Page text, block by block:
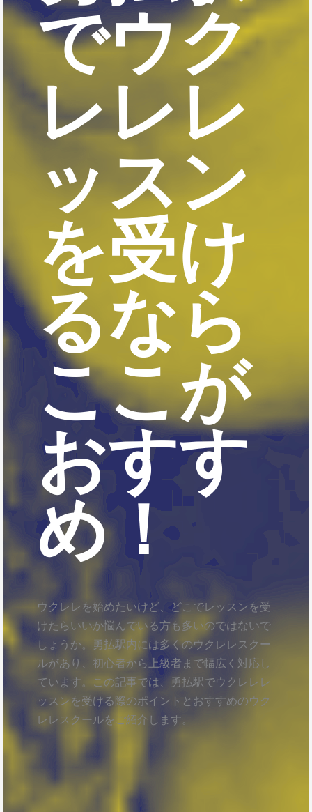
でウク
レレレ
ッスン
を受け
るなら
ここが
おすす
め！
ウクレレを始めたいけど、どこでレッスンを受
けたらいいか悩んでいる方も多いのではないで
しょうか。勇払駅内には多くのウクレレスクー
ルがあり、初心者から上級者まで幅広く対応し
ています。この記事では、勇払駅でウクレレレ
ッスンを受ける際のポイントとおすすめのウク
レレスクールをご紹介します。